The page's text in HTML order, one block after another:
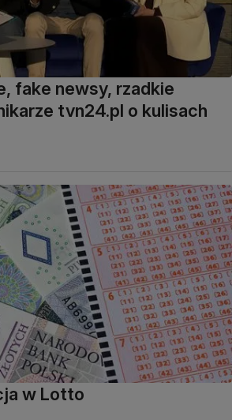
fake newsy, rzadkie
tvn24.pl o kulisach
w Lotto